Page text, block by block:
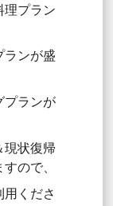
理プラン
ランが盛
プランが
現状復帰
ので、
くださ